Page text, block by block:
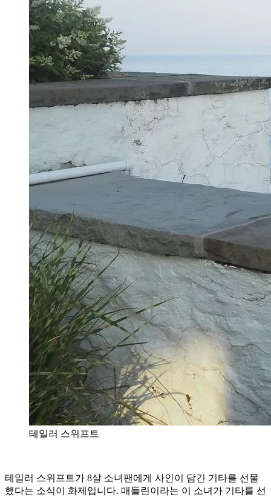
테일러 스위프트
테일러 스위프트가 8살 소녀팬에게 사인이 담긴 기타를 선물
했다는 소식이 화제입니다. 매들린이라는 이 소녀가 기타를 선